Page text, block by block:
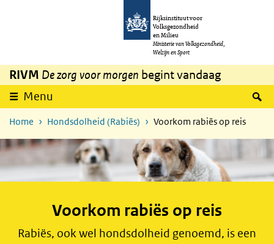
Overslaan en naar de inhoud gaan
Rijksinstituut voor
Volksgezondheid
en Milieu
Ministerie van Volksgezondheid,
Welzijn en Sport
RIVM De zorg voor morgen begint vandaag
Menu
Home Hondsdolheid (Rabiës) Voorkom rabiës op reis
Voorkom rabiës op reis
Rabiës, ook wel hondsdolheid genoemd, is een